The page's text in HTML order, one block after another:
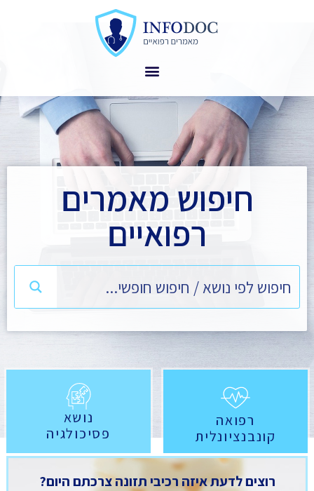
חיפוש מאמרים
רפואיים
רפואה
קונבנציונלית
נושא
פסיכולגיה
רוצים לדעת איזה רכיבי תזונה צרכתם היום?